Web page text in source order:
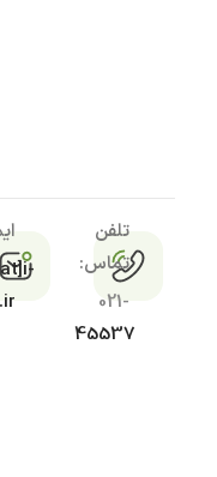
تلفن
تماس:
021-
45537